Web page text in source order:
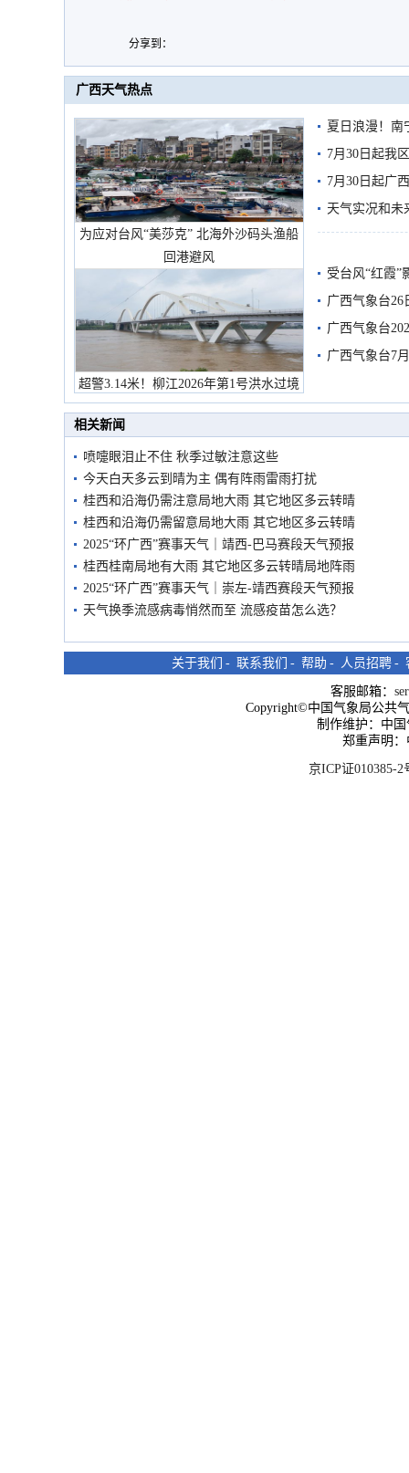
分享到：
广西天气热点
为应对台风“美莎克” 北海外沙码头渔船
回港避风
超警3.14米！柳江2026年第1号洪水过境
市民在堤岸见证汛况
夏日浪漫！南
7月30日起我
7月30日起广
天气实况和未
受台风“红霞”
有较强降雨
广西气象台26
广西气象台
预警
广西气象台7
相关新闻
喷嚏眼泪止不住 秋季过敏注意这些
今天白天多云到晴为主 偶有阵雨雷雨打扰
桂西和沿海仍需注意局地大雨 其它地区多云转晴
桂西和沿海仍需留意局地大雨 其它地区多云转晴
2025“环广西”赛事天气｜靖西-巴马赛段天气预报
桂西桂南局地有大雨 其它地区多云转晴局地阵雨
2025“环广西”赛事天气｜崇左-靖西赛段天气预报
天气换季流感病毒悄然而至 流感疫苗怎么选？
关于我们 - 联系我们 - 帮助 - 人员招聘 -
客服邮箱：
Copyright©中国气象局公共
制作维护：中
郑重声明
京ICP证010385-2